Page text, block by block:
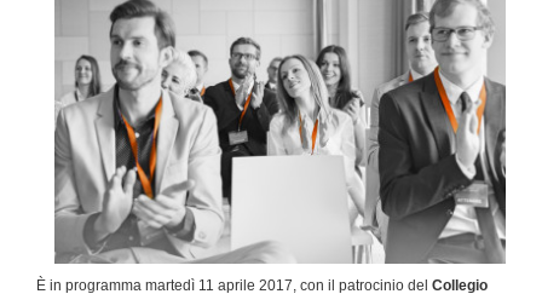
È in programma martedì 11 aprile 2017, con il patrocinio del Collegio